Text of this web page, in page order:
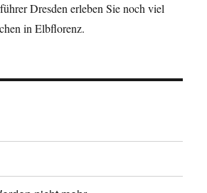
Dresden erleben Sie noch viel
in Elbflorenz.